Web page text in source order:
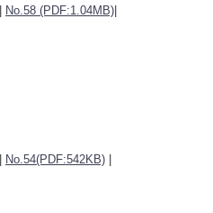
No.58 (PDF:1.04MB)
No.54(PDF:542KB)